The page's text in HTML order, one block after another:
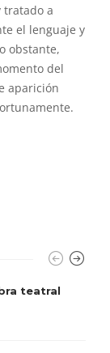
tratado a
el lenguaje y
obstante,
del
aparición
teatral